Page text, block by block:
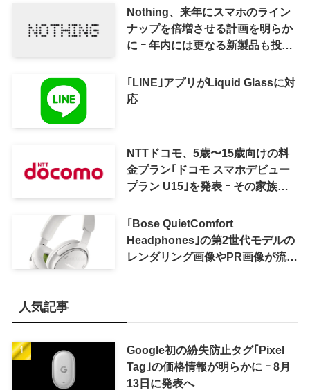
Nothing、来年にスマホのライン
ナップを倍増させる計画を明らか
に ｰ 年内には更なる新製品も投入
｢LINE｣アプリがLiquid Glassに対
応
NTTドコモ、5歳〜15歳向けの料
金プラン｢ドコモ スマホデビュー
プラン U15｣を発表 ｰ その家族が
｢Bose QuietComfort
Headphones｣の第2世代モデルの
レンダリング画像やPR画像が流出
人気記事
Google初の紛失防止タグ｢Pixel
Tag｣の価格情報が明らかに ｰ 8月
13日に発表へ